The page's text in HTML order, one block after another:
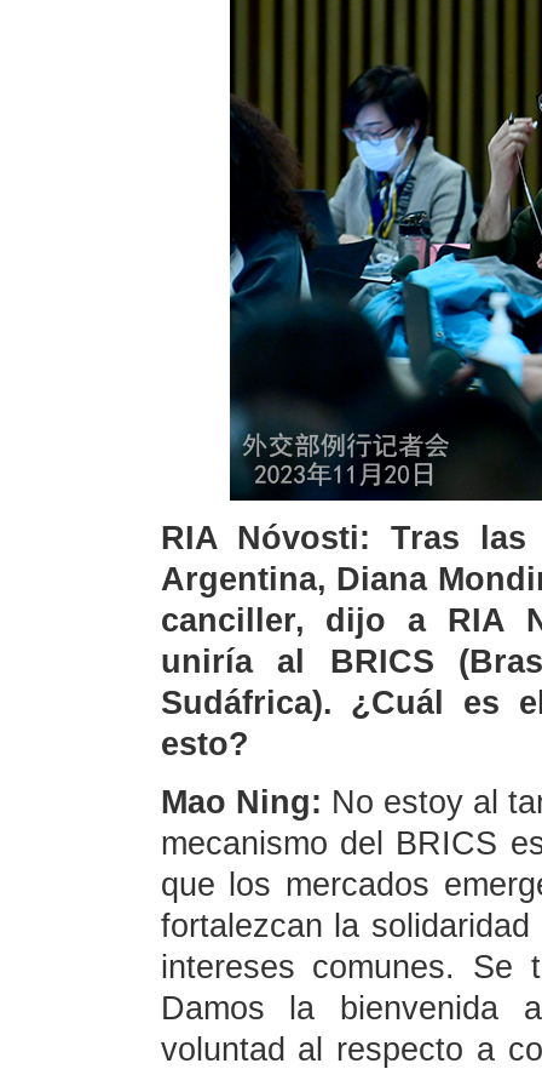
RIA Nóvosti: Tras las
Argentina, Diana
canciller, dijo a RIA
uniría al BRICS
Sudáfrica). ¿Cuál es
esto?
Mao Ning: No estoy al
mecanismo del BRICS
que los mercados
fortalezcan la
intereses comunes. Se
Damos la bienvenida
voluntad al respecto a